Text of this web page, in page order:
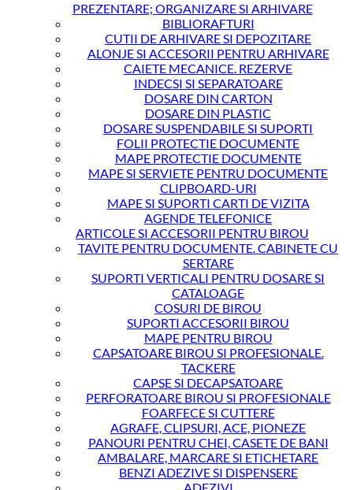
PREZENTARE; ORGANIZARE SI ARHIVARE
BIBLIORAFTURI
CUTII DE ARHIVARE SI DEPOZITARE
ALONJE SI ACCESORII PENTRU ARHIVARE
CAIETE MECANICE. REZERVE
INDECSI SI SEPARATOARE
DOSARE DIN CARTON
DOSARE DIN PLASTIC
DOSARE SUSPENDABILE SI SUPORTI
FOLII PROTECTIE DOCUMENTE
MAPE PROTECTIE DOCUMENTE
MAPE SI SERVIETE PENTRU DOCUMENTE
CLIPBOARD-URI
MAPE SI SUPORTI CARTI DE VIZITA
AGENDE TELEFONICE
ARTICOLE SI ACCESORII PENTRU BIROU
TAVITE PENTRU DOCUMENTE. CABINETE CU
SERTARE
SUPORTI VERTICALI PENTRU DOSARE SI
CATALOAGE
COSURI DE BIROU
SUPORTI ACCESORII BIROU
MAPE PENTRU BIROU
CAPSATOARE BIROU SI PROFESIONALE.
TACKERE
CAPSE SI DECAPSATOARE
PERFORATOARE BIROU SI PROFESIONALE
FOARFECE SI CUTTERE
AGRAFE, CLIPSURI, ACE, PIONEZE
PANOURI PENTRU CHEI, CASETE DE BANI
AMBALARE, MARCARE SI ETICHETARE
BENZI ADEZIVE SI DISPENSERE